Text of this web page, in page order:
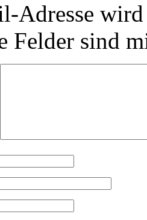
Adresse
Felder sind